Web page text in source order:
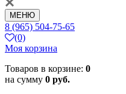
МЕНЮ
8 (965) 504-75-65
(0)
Моя корзина
Товаров в корзине: 0
на сумму 0 руб.